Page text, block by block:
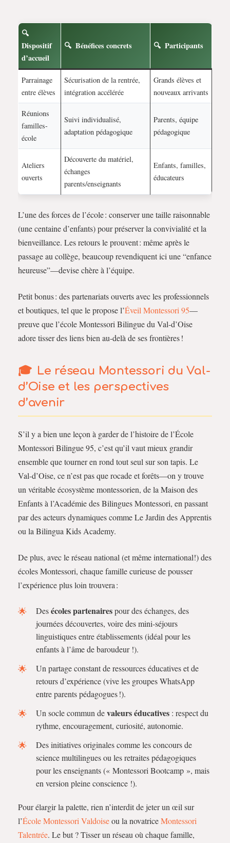
Dispositif
d’accueil
Bénéfices concrets Participants
Parrainage
entre élèves
Sécurisation de la rentrée,
intégration accélérée
Grands élèves et
nouveaux arrivants
Réunions
familles-
école
Suivi individualisé,
adaptation pédagogique
Parents, équipe
pédagogique
Ateliers
ouverts
Découverte du matériel,
échanges
parents/enseignants
Enfants, familles,
éducateurs
L’une des forces de l’école : conserver une taille raisonnable
(une centaine d’enfants) pour préserver la convivialité et la
bienveillance. Les retours le prouvent : même après le
passage au collège, beaucoup revendiquent ici une “enfance
heureuse”—devise chère à l’équipe.
Petit bonus : des partenariats ouverts avec les professionnels
et boutiques, tel que le propose l’Éveil Montessori 95—
preuve que l’école Montessori Bilingue du Val-d’Oise
adore tisser des liens bien au-delà de ses frontières !
Le réseau Montessori du Val-
d’Oise et les perspectives
d’avenir
S’il y a bien une leçon à garder de l’histoire de l’École
Montessori Bilingue 95, c’est qu’il vaut mieux grandir
ensemble que tourner en rond tout seul sur son tapis. Le
Val-d’Oise, ce n’est pas que rocade et forêts—on y trouve
un véritable écosystème montessorien, de la Maison des
Enfants à l’Académie des Bilingues Montessori, en passant
par des acteurs dynamiques comme Le Jardin des Apprentis
ou la Bilingua Kids Academy.
De plus, avec le réseau national (et même international!) des
écoles Montessori, chaque famille curieuse de pousser
l’expérience plus loin trouvera :
Desécoles partenairespour des échanges, des
journées découvertes, voire des mini-séjours
linguistiques entre établissements (idéal pour les
enfants à l’âme de baroudeur !).
Un partage constant de ressources éducatives et de
retours d’expérience (vive les groupes WhatsApp
entre parents pédagogues !).
Un socle commun devaleurs éducatives : respect du
rythme, encouragement, curiosité, autonomie.
Des initiatives originales comme les concours de
science multilingues ou les retraites pédagogiques
pour les enseignants (« Montessori Bootcamp », mais
en version pleine conscience !).
Pour élargir la palette, rien n’interdit de jeter un œil sur
l’École Montessori Valdoiseou la novatriceMontessori
Talentrée. Le but ? Tisser un réseau où chaque famille,